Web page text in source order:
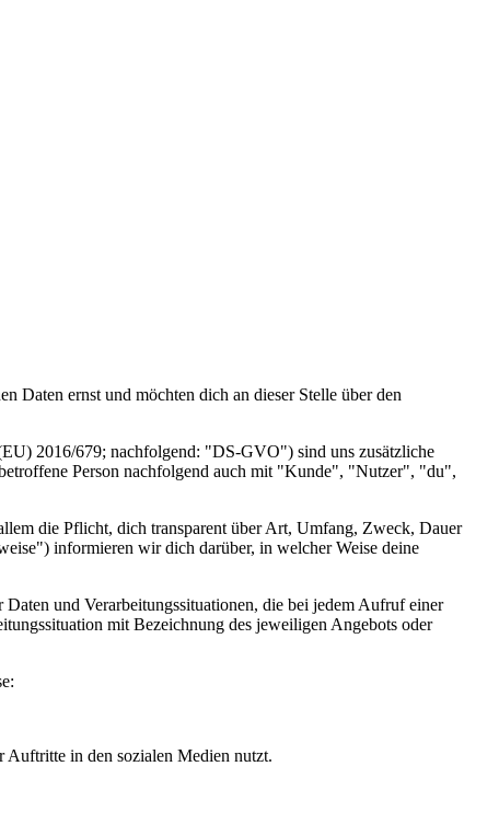
Daten ernst und möchten dich an dieser Stelle über den
2016/679; nachfolgend: "DS-GVO") sind uns zusätzliche
Person nachfolgend auch mit "Kunde", "Nutzer", "du",
die Pflicht, dich transparent über Art, Umfang, Zweck, Dauer
informieren wir dich darüber, in welcher Weise deine
und Verarbeitungssituationen, die bei jedem Aufruf einer
mit Bezeichnung des jeweiligen Angebots oder
Auftritte in den sozialen Medien nutzt.